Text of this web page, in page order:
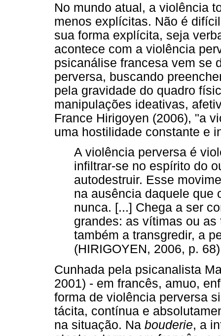
No mundo atual, a violência
menos explícitas. Não é
sua forma explícita, seja
acontece com a violência
psicanálise francesa vem se
perversa, buscando
pela gravidade do quadro
manipulações ideativas,
France Hirigoyen (2006), "a
uma hostilidade constante e
A violência perversa é
infiltrar-se no espírito do
autodestruir. Esse
na ausência daquele que
nunca. [...] Chega a ser
grandes: as vítimas ou
também a transgredir, a
(HIRIGOYEN, 2006, p. 68)
Cunhada pela psicanalista
2001) - em francês, amuo,
forma de violência perversa
tácita, contínua e
na situação. Na bouderie, a